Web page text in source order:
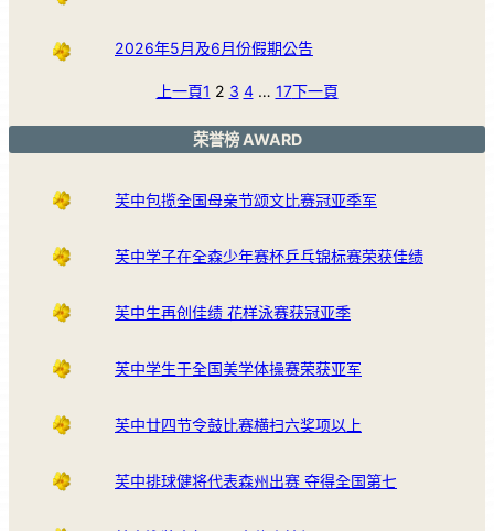
2026年5月及6月份假期公告
上一頁1 2 3 4 … 17下一頁
荣誉榜 AWARD
芙中包揽全国母亲节颂文比赛冠亚季军
芙中学子在全森少年赛杯乒乓锦标赛荣获佳绩
芙中生再创佳绩 花样泳赛获冠亚季
芙中学生于全国美学体操赛荣获亚军
芙中廿四节令鼓比赛横扫六奖项以上
芙中排球健将代表森州出赛 夺得全国第七